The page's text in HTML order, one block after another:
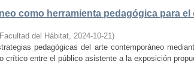
como herramienta pedagógica para
Facultad del Hábitat, 2024-10-21)
pedagógicas del arte contemporáneo
crítico entre el público asistente a la exposición